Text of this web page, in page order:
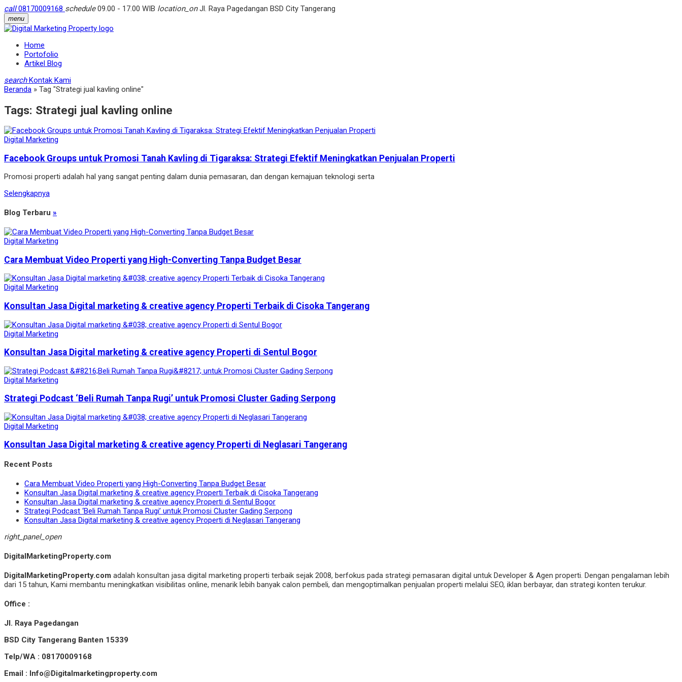
call08170009168 schedule09.00 - 17.00 WIB location_onJl. Raya Pagedangan BSD City Tangerang
menu
Home
Portofolio
Artikel Blog
search Kontak Kami
Beranda » Tag "Strategi jual kavling online"
Tags: Strategi jual kavling online
Digital Marketing
Facebook Groups untuk Promosi Tanah Kavling di Tigaraksa: Strategi Efektif Meningkatkan Penjualan Properti
Promosi properti adalah hal yang sangat penting dalam dunia pemasaran, dan dengan kemajuan teknologi serta
Selengkapnya
Blog Terbaru »
Digital Marketing
Cara Membuat Video Properti yang High-Converting Tanpa Budget Besar
Digital Marketing
Konsultan Jasa Digital marketing & creative agency Properti Terbaik di Cisoka Tangerang
Digital Marketing
Konsultan Jasa Digital marketing & creative agency Properti di Sentul Bogor
Digital Marketing
Strategi Podcast ‘Beli Rumah Tanpa Rugi’ untuk Promosi Cluster Gading Serpong
Digital Marketing
Konsultan Jasa Digital marketing & creative agency Properti di Neglasari Tangerang
Recent Posts
Cara Membuat Video Properti yang High-Converting Tanpa Budget Besar
Konsultan Jasa Digital marketing & creative agency Properti Terbaik di Cisoka Tangerang
Konsultan Jasa Digital marketing & creative agency Properti di Sentul Bogor
Strategi Podcast ‘Beli Rumah Tanpa Rugi’ untuk Promosi Cluster Gading Serpong
Konsultan Jasa Digital marketing & creative agency Properti di Neglasari Tangerang
right_panel_open
DigitalMarketingProperty.com
DigitalMarketingProperty.com adalah konsultan jasa digital marketing properti terbaik sejak 2008, berfokus pada strategi pemasaran digital untuk Developer & Agen properti. Dengan pengalaman lebih
dari 15 tahun, Kami membantu meningkatkan visibilitas online, menarik lebih banyak calon pembeli, dan mengoptimalkan penjualan properti melalui SEO, iklan berbayar, dan strategi konten terukur.
Office :
Jl. Raya Pagedangan
BSD City Tangerang Banten 15339
Telp/WA : 08170009168
Email : Info@Digitalmarketingproperty.com